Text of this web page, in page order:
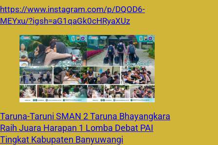
https://www.instagram.com/p/DQOD6-
MEYxu/?igsh=aG1qaGk0cHRyaXUz
Taruna-Taruni SMAN 2 Taruna Bhayangkara
Raih Juara Harapan 1 Lomba Debat PAI
Tingkat Kabupaten Banyuwangi